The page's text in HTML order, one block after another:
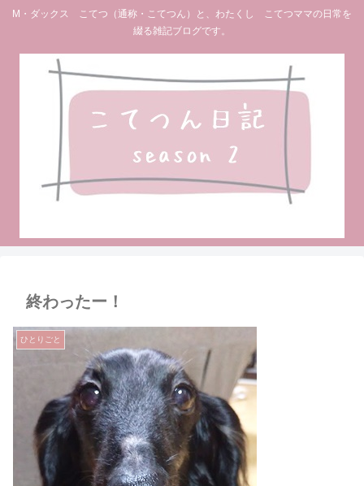
M・ダックス こてつ（通称・こてつん）と、わたくし こてつママの日常を
綴る雑記ブログです。
終わったー！
ひとりごと